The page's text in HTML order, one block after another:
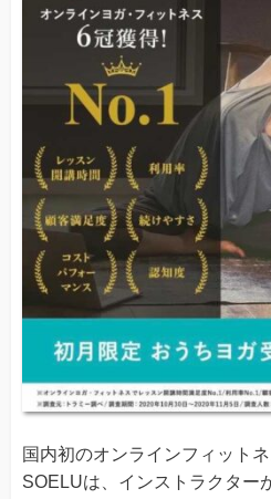
国内初のオンラインフィット
SOELUは、インストラクター